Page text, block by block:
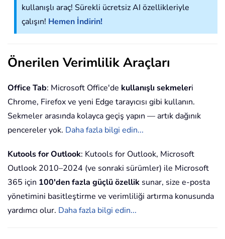
kullanışlı araç! Sürekli ücretsiz AI özellikleriyle
çalışın! Hemen İndirin!
Önerilen Verimlilik Araçları
Office Tab: Microsoft Office'de kullanışlı sekmeleri
Chrome, Firefox ve yeni Edge tarayıcısı gibi kullanın.
Sekmeler arasında kolayca geçiş yapın — artık dağınık
pencereler yok. Daha fazla bilgi edin...
Kutools for Outlook: Kutools for Outlook, Microsoft
Outlook 2010–2024 (ve sonraki sürümler) ile Microsoft
365 için 100'den fazla güçlü özellik sunar, size e-posta
yönetimini basitleştirme ve verimliliği artırma konusunda
yardımcı olur. Daha fazla bilgi edin...